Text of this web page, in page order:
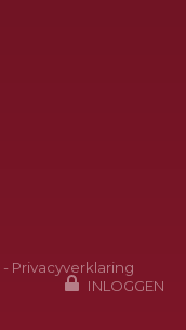
- Privacyverklaring
INLOGGEN